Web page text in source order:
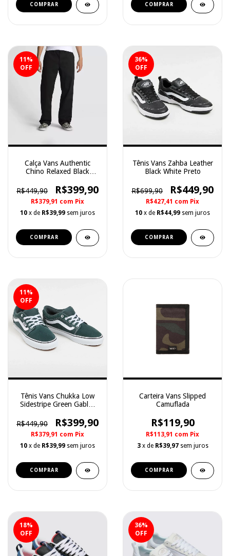
COMPRAR COMPRAR
11 %
OFF
Calça Vans Authentic
Chino Relaxed Black
R$449,90
R$399,90
R$379,91 com Pix
10 x de R$39,99 sem juros
COMPRAR
36%
OFF
Tênis Vans Zahba Leather
Black White Preto
R$699,90 R$449,90
R$427,41 com Pix
10 x de R$44,99 sem juros
COMPRAR
11 %
OFF
Tênis Vans Chukka Low
Sidestripe Green Gables
R$449,90
R$399,90
R$379,91 com Pix
10 x de R$39,99 sem juros
COMPRAR
Carteira Vans Slipped
Camuflada
R$119,90
R$113,91 com Pix
3 x de R$39,97 sem juros
COMPRAR
18%
OFF
36%
OFF